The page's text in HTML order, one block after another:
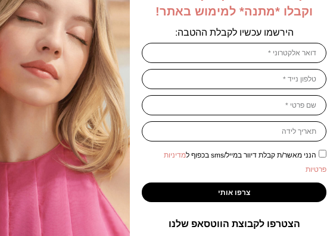
לנקום הייליטר במרקם פודרה
אזל במלאי
ביי נטע סטיק קונטור –
וקבלו *מתנה* למימוש באתר!
הירשמו עכשיו לקבלת ההטבה:
הנני מאשר/ת קבלת דיוור במייל/sms בכפוף ל
מדיניות
פרטיות
צרפו אותי
הצטרפו לקבוצת הווטסאפ שלנו